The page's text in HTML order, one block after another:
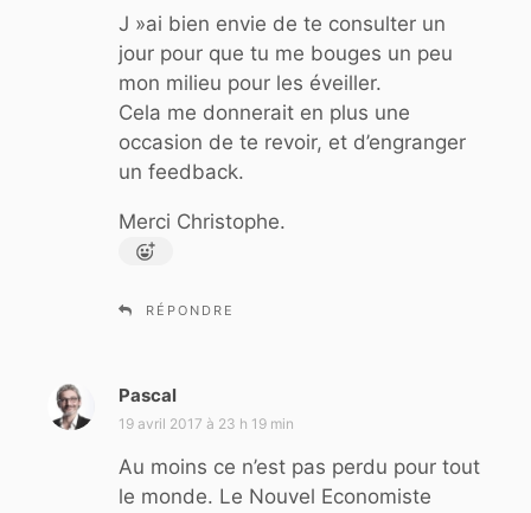
J »ai bien envie de te consulter un
jour pour que tu me bouges un peu
mon milieu pour les éveiller.
Cela me donnerait en plus une
occasion de te revoir, et d’engranger
un feedback.
Merci Christophe.
RÉPONDRE
Pascal
i
:
19 avril 2017 à 23 h 19 min
Au moins ce n’est pas perdu pour tout
le monde. Le Nouvel Economiste